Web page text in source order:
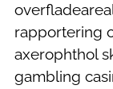
rapportering
axerophthol
gambling